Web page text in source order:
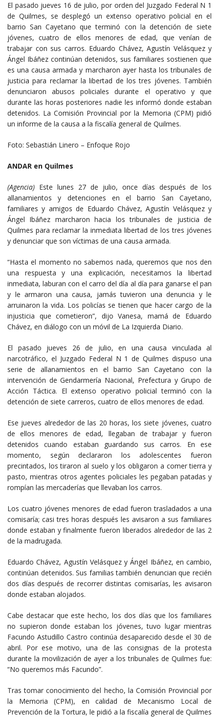
El pasado jueves 16 de julio, por orden del Juzgado Federal N 1
de Quilmes, se desplegó un extenso operativo policial en el
barrio San Cayetano que terminó con la detención de siete
jóvenes, cuatro de ellos menores de edad, que venían de
trabajar con sus carros. Eduardo Chávez, Agustín Velásquez y
Ángel Ibáñez continúan detenidos, sus familiares sostienen que
es una causa armada y marcharon ayer hasta los tribunales de
justicia para reclamar la libertad de los tres jóvenes. También
denunciaron abusos policiales durante el operativo y que
durante las horas posteriores nadie les informó donde estaban
detenidos. La Comisión Provincial por la Memoria (CPM) pidió
un informe de la causa a la fiscalía general de Quilmes.
Foto: Sebastián Linero – Enfoque Rojo
ANDAR en Quilmes
(Agencia) Este lunes 27 de julio, once días después de los
allanamientos y detenciones en el barrio San Cayetano,
familiares y amigos de Eduardo Chávez, Agustín Velásquez y
Ángel Ibáñez marcharon hacia los tribunales de justicia de
Quilmes para reclamar la inmediata libertad de los tres jóvenes
y denunciar que son víctimas de una causa armada.
“Hasta el momento no sabemos nada, queremos que nos den
una respuesta y una explicación, necesitamos la libertad
inmediata, laburan con el carro del día al día para ganarse el pan
y le armaron una causa, jamás tuvieron una denuncia y le
arruinaron la vida. Los policías se tienen que hacer cargo de la
injusticia que cometieron”, dijo Vanesa, mamá de Eduardo
Chávez, en diálogo con un móvil de La Izquierda Diario.
El pasado jueves 26 de julio, en una causa vinculada al
narcotráfico, el Juzgado Federal N 1 de Quilmes dispuso una
serie de allanamientos en el barrio San Cayetano con la
intervención de Gendarmería Nacional, Prefectura y Grupo de
Acción Táctica. El extenso operativo policial terminó con la
detención de siete carreros, cuatro de ellos menores de edad.
Ese jueves alrededor de las 20 horas, los siete jóvenes, cuatro
de ellos menores de edad, llegaban de trabajar y fueron
detenidos cuando estaban guardando sus carros. En ese
momento, según declararon los adolescentes fueron
precintados, los tiraron al suelo y los obligaron a comer tierra y
pasto, mientras otros agentes policiales les pegaban patadas y
rompían las mercaderías que llevaban los carros.
Los cuatro jóvenes menores de edad fueron trasladados a una
comisaría; casi tres horas después les avisaron a sus familiares
donde estaban y finalmente fueron liberados alrededor de las 2
de la madrugada.
Eduardo Chávez, Agustín Velásquez y Ángel Ibáñez, en cambio,
continúan detenidos. Sus familias también denuncian que recién
dos días después de recorrer distintas comisarías, les avisaron
donde estaban alojados.
Cabe destacar que este hecho, los dos días que los familiares
no supieron donde estaban los jóvenes, tuvo lugar mientras
Facundo Astudillo Castro continúa desaparecido desde el 30 de
abril. Por ese motivo, una de las consignas de la protesta
durante la movilización de ayer a los tribunales de Quilmes fue:
“No queremos más Facundo”.
Tras tomar conocimiento del hecho, la Comisión Provincial por
la Memoria (CPM), en calidad de Mecanismo Local de
Prevención de la Tortura, le pidió a la fiscalía general de Quilmes